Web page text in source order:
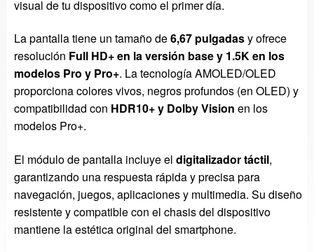
visual de tu dispositivo como el primer día.
La pantalla tiene un tamaño de6,67 pulgadasy ofrece
resolución Full HD+ en la versión base y 1.5K en los
modelos Pro y Pro+. La tecnología AMOLED/OLED
proporciona colores vivos, negros profundos (en OLED) y
compatibilidad con HDR10+ y Dolby Vision en los
modelos Pro+.
El módulo de pantalla incluye el digitalizador táctil,
garantizando una respuesta rápida y precisa para
navegación, juegos, aplicaciones y multimedia. Su diseño
resistente y compatible con el chasis del dispositivo
mantiene la estética original del smartphone.